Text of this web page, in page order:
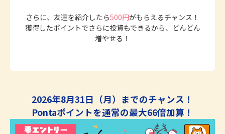
さらに、友達を紹介したら500円がもらえるチャンス！
獲得したポイントでさらに投資もできるから、どんどん
増やせる！
2026年8月31日（月）までのチャンス！
Pontaポイントを通常の最大66倍加算！